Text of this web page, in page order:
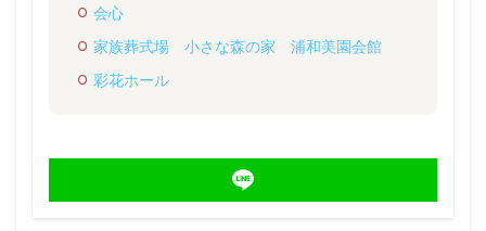
会心
家族葬式場 小さな森の家 浦和美園会館
彩花ホール